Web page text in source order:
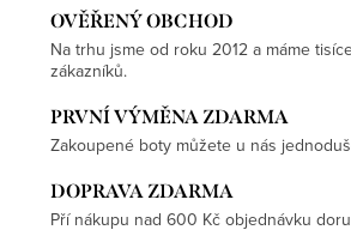
OVĚŘENÝ OBCHOD
Na trhu jsme od roku 2012 a máme
zákazníků.
PRVNÍ VÝMĚNA ZDARMA
Zakoupené boty můžete u nás
DOPRAVA ZDARMA
Pří nákupu nad 600 Kč objednávku